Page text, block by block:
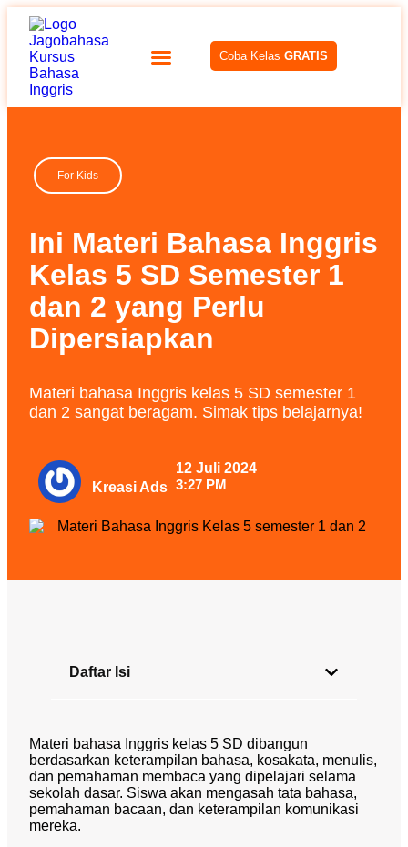
Coba Kelas GRATIS
For Kids
Ini Materi Bahasa Inggris
Kelas 5 SD Semester 1
dan 2 yang Perlu
Dipersiapkan
Materi bahasa Inggris kelas 5 SD semester 1
dan 2 sangat beragam. Simak tips belajarnya!
Kreasi Ads
12 Juli 2024
3:27 PM
Materi bahasa Inggris kelas 5 SD dibangun
berdasarkan keterampilan bahasa, kosakata, menulis,
dan pemahaman membaca yang dipelajari selama
sekolah dasar. Siswa akan mengasah tata bahasa,
pemahaman bacaan, dan keterampilan komunikasi
mereka.
Daftar Isi